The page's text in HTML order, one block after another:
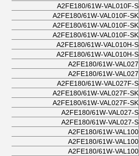
A2FE180/61W-VAL010F-S
A2FE180/61W-VAL010F-SK
A2FE180/61W-VAL010F-SK
A2FE180/61W-VAL010F-SK
A2FE180/61W-VAL010H-S
A2FE180/61W-VAL010H-S
A2FE180/61W-VAL027
A2FE180/61W-VAL027
A2FE180/61W-VAL027F-S
A2FE180/61W-VAL027F-SK
A2FE180/61W-VAL027F-SK
A2FE180/61W-VAL027-S
A2FE180/61W-VAL027-S
A2FE180/61W-VAL100
A2FE180/61W-VAL100
A2FE180/61W-VAL100